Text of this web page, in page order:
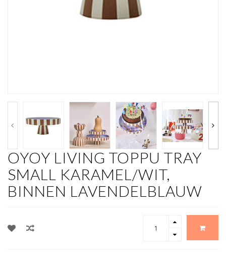
OYOY LIVING TOPPU TRAY
SMALL KARAMEL/WIT,
BINNEN LAVENDELBLAUW